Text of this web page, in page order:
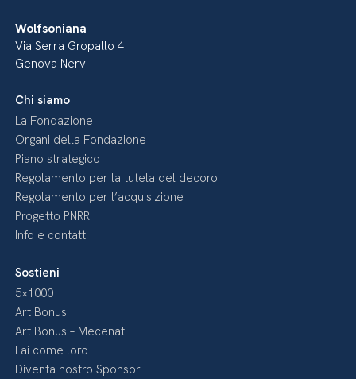
Wolfsoniana
Via Serra Gropallo 4
Genova Nervi
Chi siamo
La Fondazione
Organi della Fondazione
Piano strategico
Regolamento per la tutela del decoro
Regolamento per l’acquisizione
Progetto PNRR
Info e contatti
Sostieni
5×1000
Art Bonus
Art Bonus – Mecenati
Fai come loro
Diventa nostro Sponsor